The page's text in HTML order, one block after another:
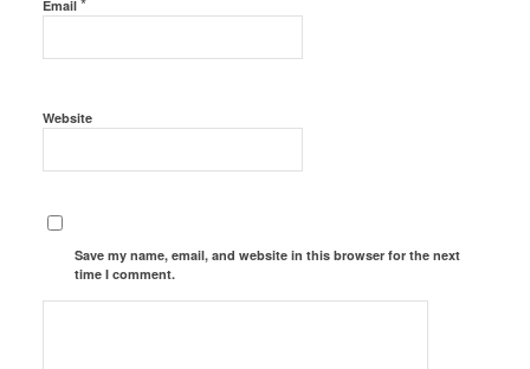
Email
Website
Save my name, email, and website in this browser for the next
time I comment.